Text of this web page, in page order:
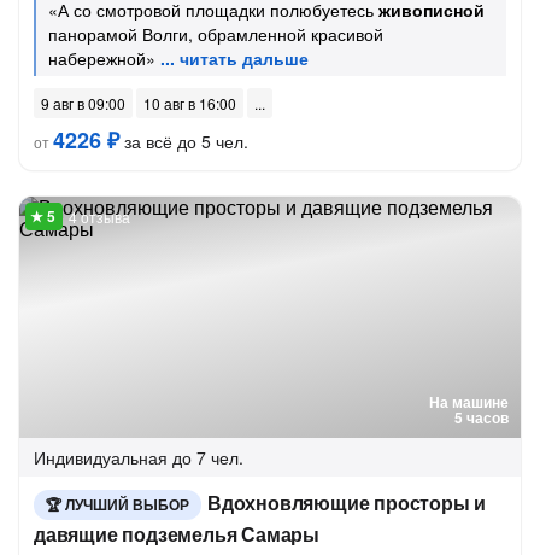
«А со смотровой площадки полюбуетесь живописной
панорамой Волги, обрамленной красивой
набережной»
9 авг в 09:00
10 авг в 16:00
от4226 ₽за всё до 5 чел.
На машине
5 часов
4 отзыва
Индивидуальная до 7 чел.
ЛУЧШИЙ ВЫБОР
Вдохновляющие просторы и
давящие подземелья Самары